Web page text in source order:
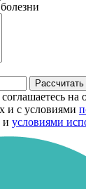
на
и с условиями
и условиями